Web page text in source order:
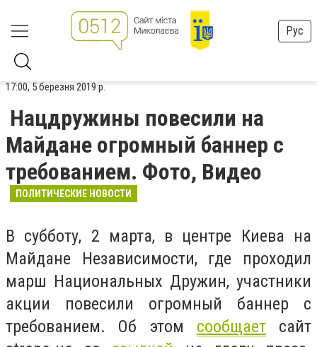
Рус
17:00, 5 березня 2019 р.
Нацдружины повесили на
Майдане огромный баннер с
требованием. Фото, Видео
ПОЛИТИЧЕСКИЕ НОВОСТИ
В субботу, 2 марта, в центре Киева на
Майдане Независимости, где проходил
марш Национальных Дружин, участники
акции повесили огромный баннер с
требованием. Об этом сообщаетсайт